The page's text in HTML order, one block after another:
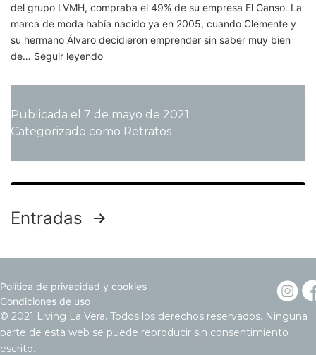
del grupo LVMH, compraba el 49% de su empresa El Ganso. La
marca de moda había nacido ya en 2005, cuando Clemente y
su hermano Álvaro decidieron emprender sin saber muy bien
de… Seguir leyendoDe
Ganso
La
Vera:
Publicada el 7 de mayo de 2021
Categorizado como Retratos
Paginación
de
entradas
Entradas
Política de privacidad y cookies
Condiciones de uso
© 2021 Living La Vera. Todos los derechos reservados. Ninguna
parte de esta web se puede reproducir sin consentimiento
escrito.